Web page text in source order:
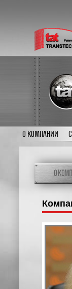
О КОМПАНИИ
О